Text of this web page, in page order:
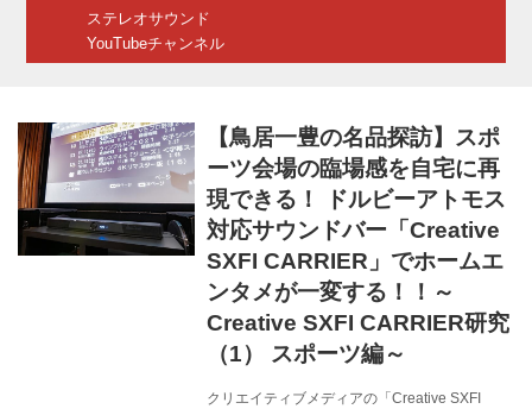
ステレオサウンド
YouTubeチャンネル
【鳥居一豊の名品探訪】スポ
ーツ会場の臨場感を自宅に再
現できる！ ドルビーアトモス
対応サウンドバー「Creative
SXFI CARRIER」でホームエ
ンタメが一変する！！～
Creative SXFI CARRIER研究
（1） スポーツ編～
クリエイティブメディアの「Creative SXFI